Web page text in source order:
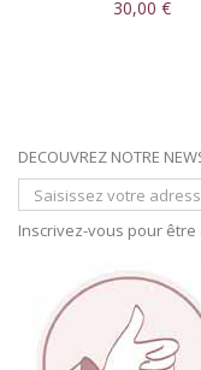
30,00 €
DECOUVREZ NOTRE
Inscrivez-vous pour